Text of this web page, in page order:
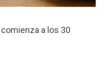
a los 30